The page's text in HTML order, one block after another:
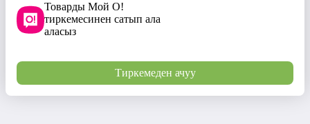
Товарды Мой О!
тиркемесинен сатып ала
аласыз
Тиркемеден ачуу